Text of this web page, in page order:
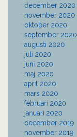
december 2020
november 2020
oktober 2020
september 2020
augusti 2020
juli 2020
juni 2020
maj 2020
april 2020
mars 2020
februari 2020
januari 2020
december 2019
november 2019